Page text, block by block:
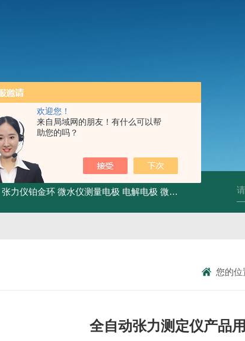
欢迎您！
来自局域网的朋友！有什么可以帮
助您的吗？
张力仪铂金环 微水仪测量电极 电解电极 微水仪干燥管 张力
您的位
全自动张力测定仪产品